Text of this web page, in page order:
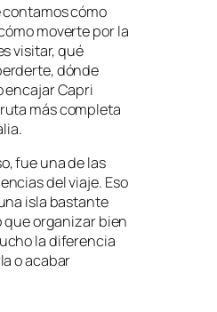
contamos cómo
moverte por la
visitar, qué
dónde
encajar Capri
más completa
fue una de las
del viaje. Eso
isla bastante
organizar bien
la diferencia
o acabar